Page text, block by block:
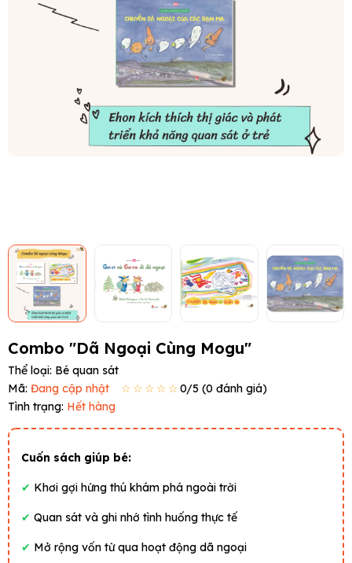
Combo "Dã Ngoại Cùng Mogu"
Thể loại: Bé quan sát
Mã: Đang cập nhật ☆☆☆☆☆0/5 (0 đánh giá)
Tình trạng: Hết hàng
Cuốn sách giúp bé:
✔ Khơi gợi hứng thú khám phá ngoài trời
✔ Quan sát và ghi nhớ tình huống thực tế
✔ Mở rộng vốn từ qua hoạt động dã ngoại